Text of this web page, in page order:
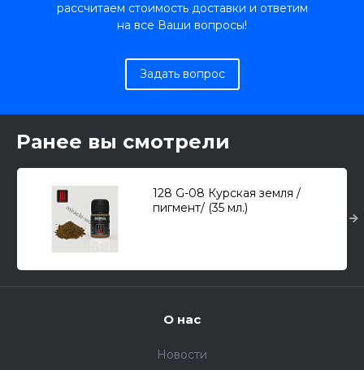
рассчитаем стоимость доставки и ответим
на все Ваши вопросы!
Задать вопрос
Ранее вы смотрели
128 G-08 Курская земля /
пигмент/ (35 мл.)
О нас
Новости